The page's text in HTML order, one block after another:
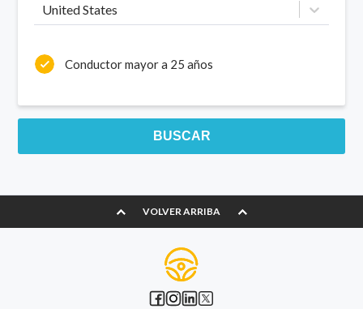
United States
Conductor mayor a 25 años
BUSCAR
VOLVER ARRIBA